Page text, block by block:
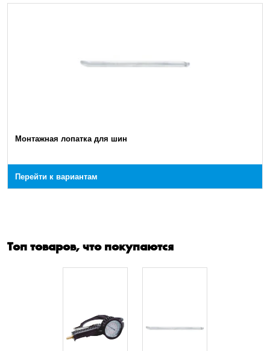
Монтажная лопатка для шин
Перейти к вариантам
Топ товаров, что покупаются